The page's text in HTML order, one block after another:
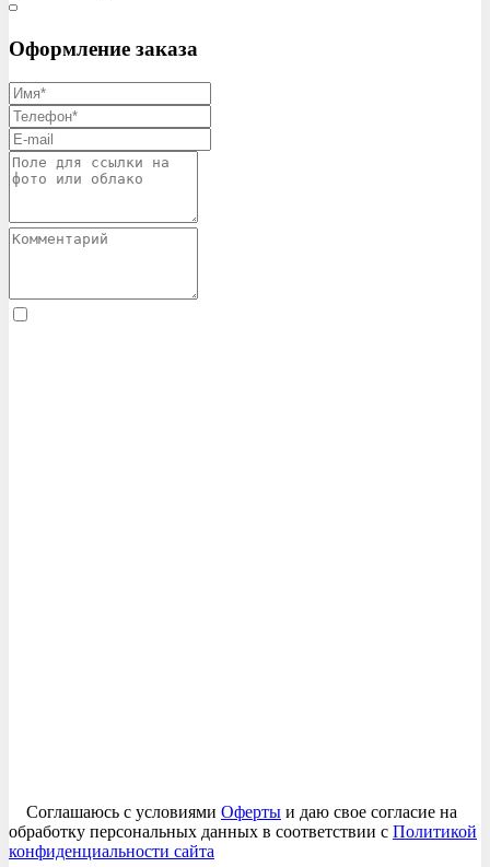
Оформление заказа
Соглашаюсь с условиями Оферты и даю свое согласие на
обработку персональных данных в соответствии с Политикой
конфиденциальности сайта